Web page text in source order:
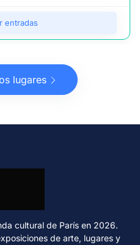
entradas
lugares
cultural de París en 2026.
de arte, lugares y